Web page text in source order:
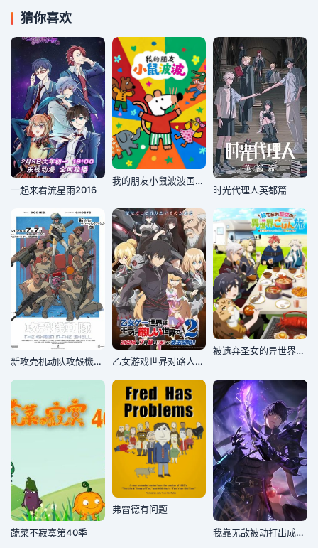
猜你喜欢
一起来看流星雨2016
我的朋友小鼠波波国语版
时光代理人英都篇
新攻壳机动队攻殻機動隊 乙女游戏世界对路人角色很不友好第二季
被遗弃圣女的异世界美食之旅用隐藏技能召唤了露营车
蔬菜不寂寞第40季
弗雷德有问题
我靠无敌被动打出成吨伤害！